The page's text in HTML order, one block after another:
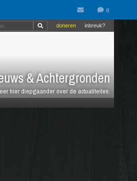
& Achtergronden
hier diepgaander over de actualiteiten.
inbreuk?
doneren